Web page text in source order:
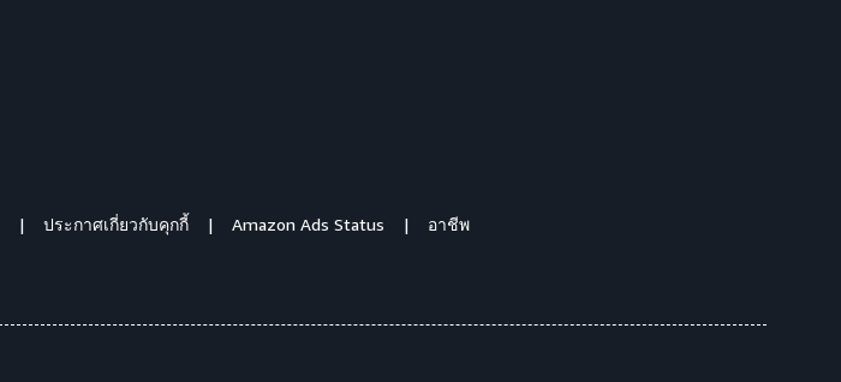
ประกาศเกี่ยวกับคุกกี้ Amazon Ads Status อาชีพ